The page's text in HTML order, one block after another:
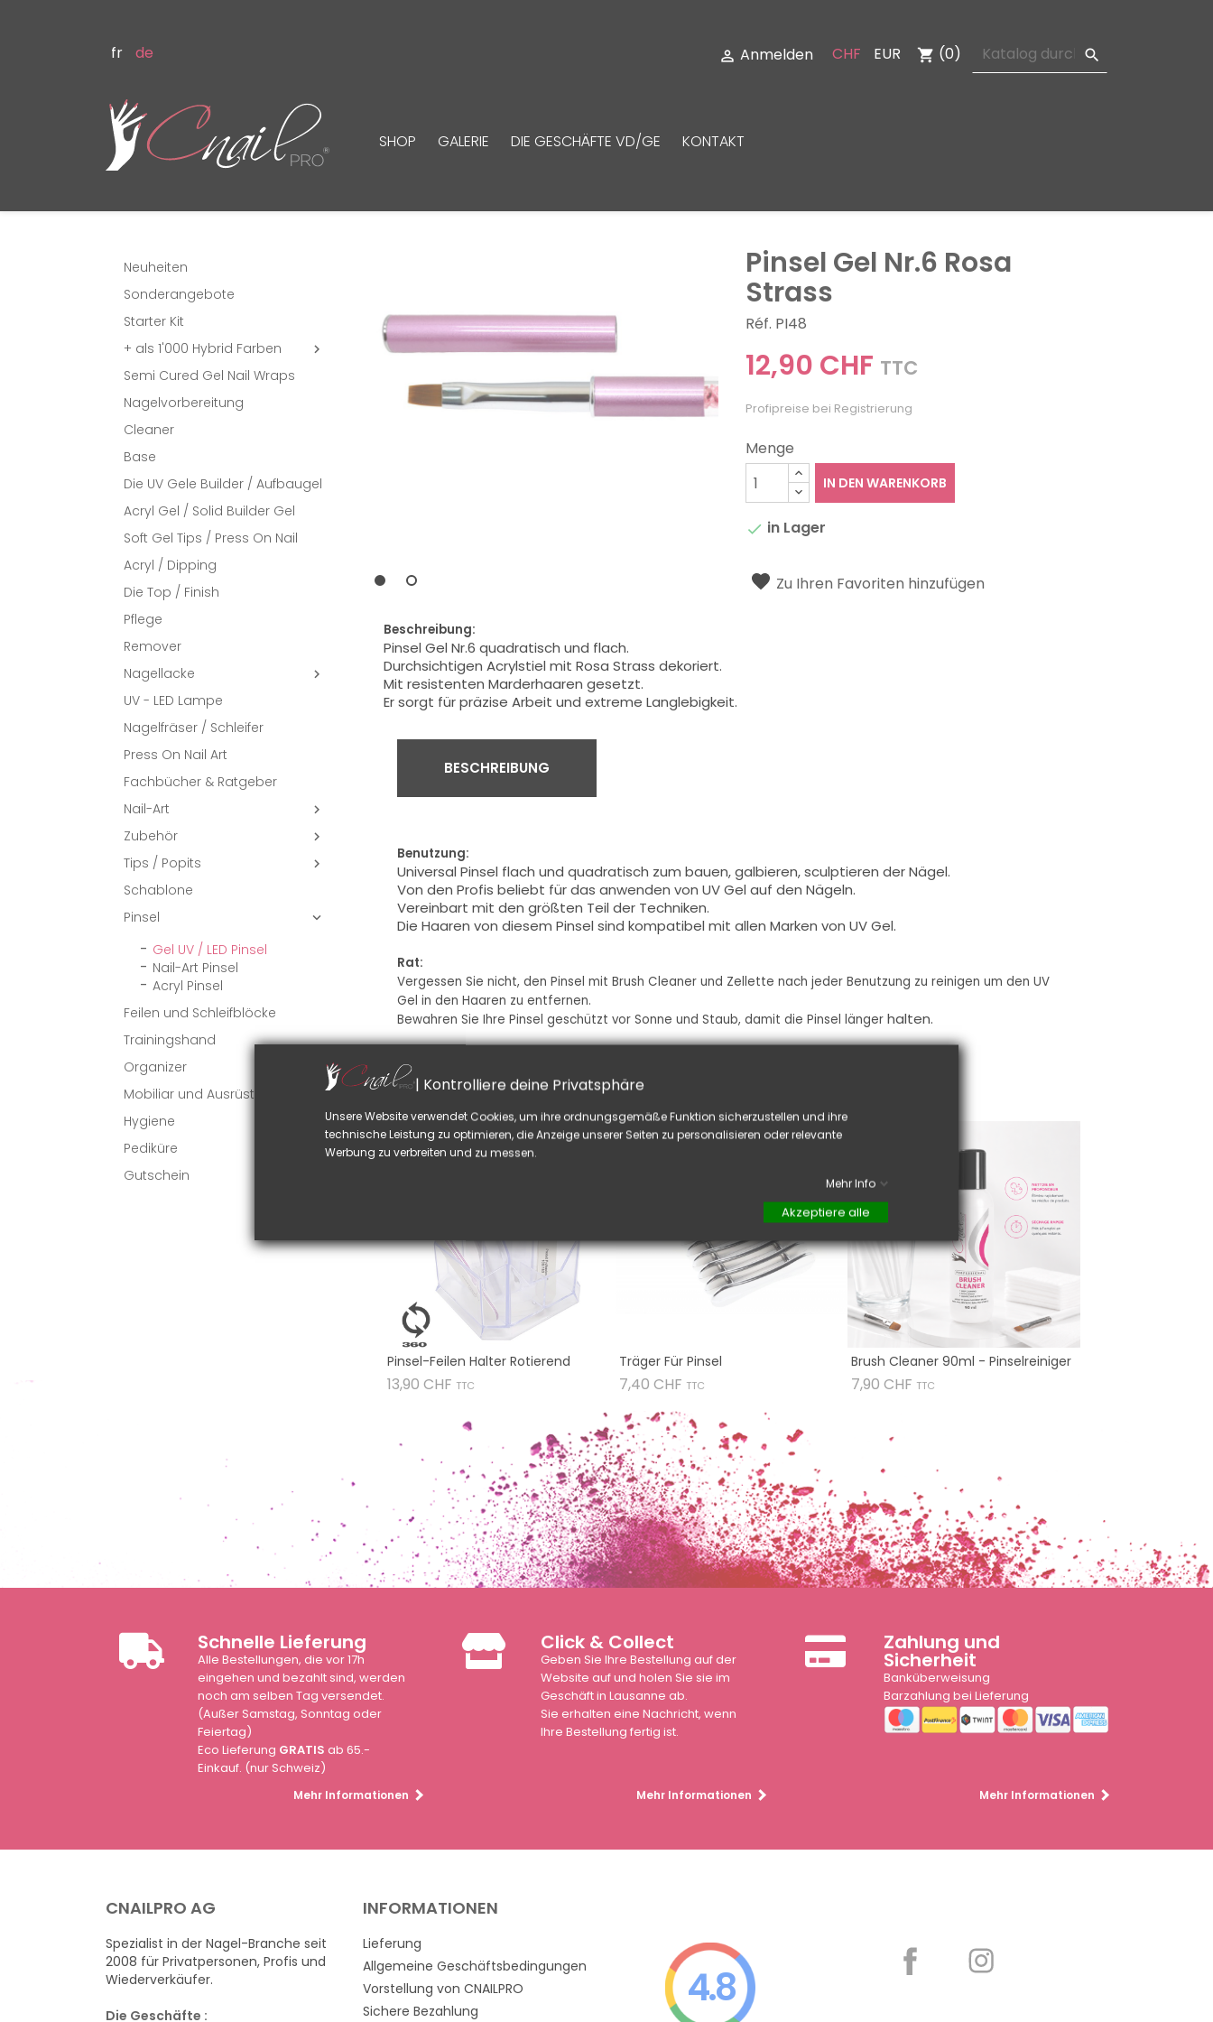
fr de  Anmelden CHF EUR shopping_cart (0) 
SHOP GALERIE DIE GESCHÄFTE VD/GE KONTAKT
Neuheiten
Sonderangebote
Starter Kit
+ als 1'000 Hybrid Farben

Semi Cured Gel Nail Wraps
Nagelvorbereitung
Cleaner
Base
Die UV Gele Builder / Aufbaugel
Acryl Gel / Solid Builder Gel
Soft Gel Tips / Press On Nail
Acryl / Dipping
Die Top / Finish
Pflege
Remover
Nagellacke

UV - LED Lampe
Nagelfräser / Schleifer
Press On Nail Art
Fachbücher & Ratgeber
Nail-Art

Zubehör 
Tips / Popits 
Schablone
Pinsel

Gel UV / LED Pinsel
Nail-Art Pinsel
Acryl Pinsel
Feilen und Schleifblöcke
Trainingshand
Organizer
Mobiliar und Ausrüstung
Hygiene
Pediküre
Gutschein
Pinsel Gel Nr.6 Rosa
Strass
Réf. PI48
12,90 CHF TTC
Profipreise bei Registrierung
Menge
IN DEN WARENKORB
 in Lager
Zu Ihren Favoriten hinzufügen
Beschreibung:
Pinsel Gel Nr.6 quadratisch und flach.
Durchsichtigen Acrylstiel mit Rosa Strass dekoriert.
Mit resistenten Marderhaaren gesetzt.
Er sorgt für präzise Arbeit und extreme Langlebigkeit.
BESCHREIBUNG
Benutzung:
Universal Pinsel flach und quadratisch zum bauen,galbieren,sculptieren der Nägel.
Von den Profis beliebt für das anwenden von UV Gel auf den Nägeln.
Vereinbart mit den größten Teil der Techniken.
Die Haaren von diesem Pinsel sind kompatibel mit allen Marken von UV Gel.
Rat:
Vergessen Sie nicht, den Pinsel mit Brush Cleaner und Zellette nach jeder Benutzung zu reinigen um den UV
Gel in den Haaren zu entfernen.
Bewahren Sie Ihre Pinsel geschützt vor Sonne und Staub, damit die Pinsel länger halten.
VIELLEICHT GEFÄLLT IHNEN AUCH
Pinsel-Feilen Halter Rotierend
13,90 CHF Preis
TTC
Träger Für Pinsel
7,40 CHF Preis
TTC
Brush Cleaner 90ml - Pinselreiniger
7,90 CHF Preis
TTC
Schnelle Lieferung
Alle Bestellungen, die vor 17h
eingehen und bezahlt sind, werden
noch am selben Tag versendet.
(Außer Samstag, Sonntag oder
Feiertag)
Eco Lieferung GRATIS ab 65.-
Einkauf. (nur Schweiz)
Mehr Informationen
Click & Collect
Geben Sie Ihre Bestellung auf der
Website auf und holen Sie sie im
Geschäft in Lausanne ab.
Sie erhalten eine Nachricht, wenn
Ihre Bestellung fertig ist.
Mehr Informationen
Zahlung und
Sicherheit
Banküberweisung
Barzahlung bei Lieferung
Mehr Informationen
CNAILPRO AG
Spezialist in der Nagel-Branche seit
2008 für Privatpersonen, Profis und
Wiederverkäufer.
Die Geschäfte :
INFORMATIONEN
Lieferung
Allgemeine Geschäftsbedingungen
Vorstellung von CNAILPRO
Sichere Bezahlung
4.8
| Kontrolliere deine Privatsphäre
Unsere Website verwendet Cookies, um ihre ordnungsgemäße Funktion sicherzustellen und ihre
technische Leistung zu optimieren, die Anzeige unserer Seiten zu personalisieren oder relevante
Werbung zu verbreiten und zu messen.
Mehr Info
Akzeptiere alle